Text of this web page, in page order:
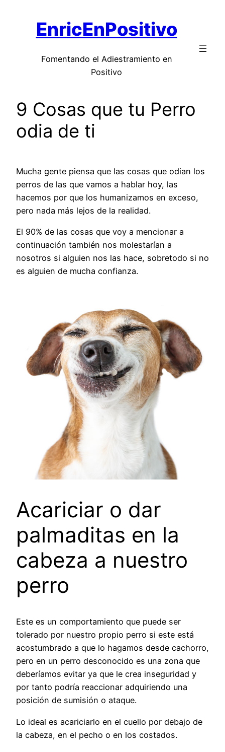
contenidoEnricEnPositivo
Fomentando el Adiestramiento en
Positivo
9 Cosas que tu Perro
odia de ti
Mucha gente piensa que las cosas que odian los
perros de las que vamos a hablar hoy, las
hacemos por que los humanizamos en exceso,
pero nada más lejos de la realidad.
El 90% de las cosas que voy a mencionar a
continuación también nos molestarían a
nosotros si alguien nos las hace, sobretodo si no
es alguien de mucha confianza.
Acariciar o dar
palmaditas en la
cabeza a nuestro
perro
Este es un comportamiento que puede ser
tolerado por nuestro propio perro si este está
acostumbrado a que lo hagamos desde cachorro,
pero en un perro desconocido es una zona que
deberíamos evitar ya que le crea inseguridad y
por tanto podría reaccionar adquiriendo una
posición de sumisión o ataque.
Lo ideal es acariciarlo en el cuello por debajo de
la cabeza, en el pecho o en los costados.